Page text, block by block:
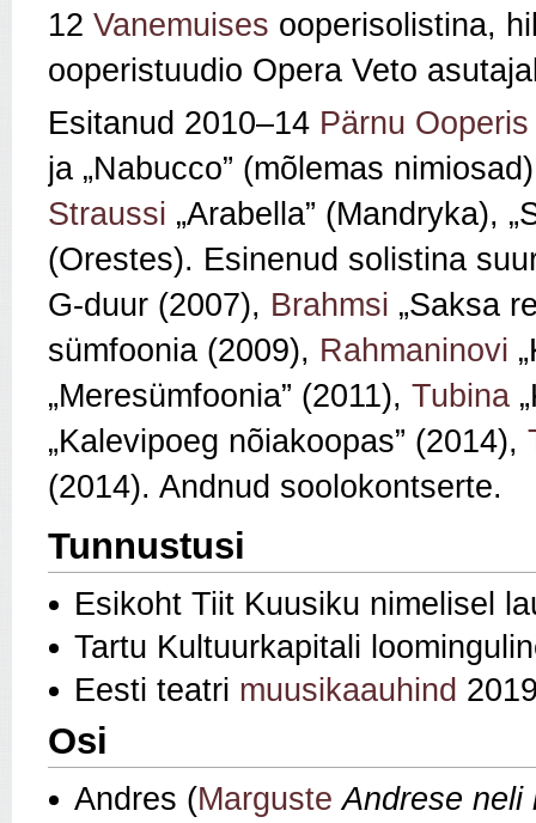
12 Vanemuises ooperisolistina,
ooperistuudio Opera Veto
Esitanud 2010–14 Pärnu Ooperis
ja „Nabucco” (mõlemas
Straussi „Arabella” (Mandryka),
(Orestes). Esinenud solistina
G-duur (2007), Brahmsi „Saksa
sümfoonia (2009), Rahmaninovi
„Meresümfoonia” (2011), Tubina
„Kalevipoeg nõiakoopas” (2014),
(2014). Andnud soolokontserte.
Tunnustusi
Esikoht Tiit Kuusiku nimelisel
Tartu Kultuurkapitali
Eesti teatri muusikaauhind
Osi
Andres (Marguste Andrese neli